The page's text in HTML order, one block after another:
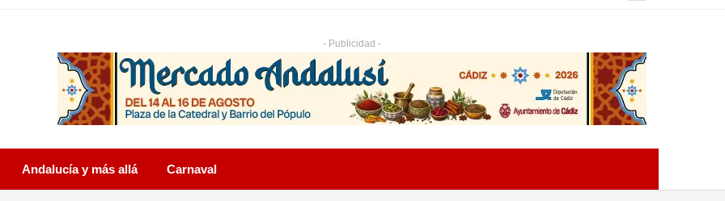
- Publicidad -
Andalucía y más allá Carnaval